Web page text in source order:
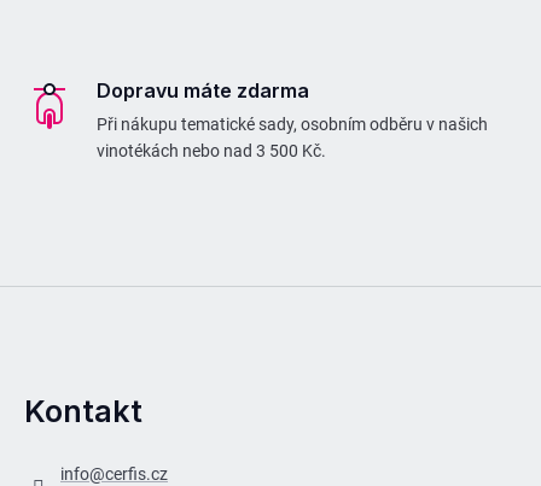
Dopravu máte zdarma
Při nákupu tematické sady, osobním odběru v našich
vinotékách nebo nad 3 500 Kč.
Kontakt
info@cerfis.cz